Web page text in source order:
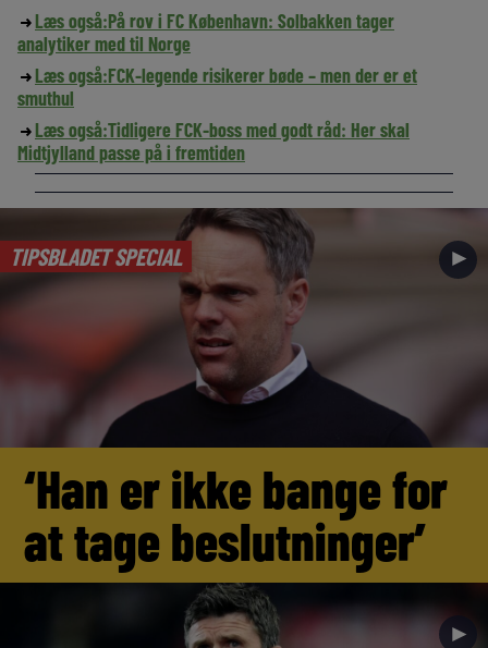
Læs også:På rov i FC København: Solbakken tager
analytiker med til Norge
Læs også:FCK-legende risikerer bøde – men der er et
smuthul
Læs også:Tidligere FCK-boss med godt råd: Her skal
Midtjylland passe på i fremtiden
TIPSBLADET SPECIAL ►
‘Han er ikke bange for
at tage beslutninger’
►